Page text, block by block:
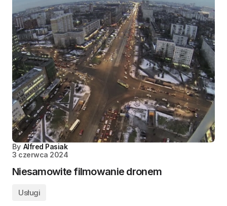
By Alfred Pasiak
3 czerwca 2024
Niesamowite filmowanie dronem
Usługi